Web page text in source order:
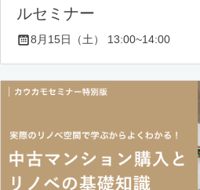
ルセミナー
8月15日（土） 13:00~14:00